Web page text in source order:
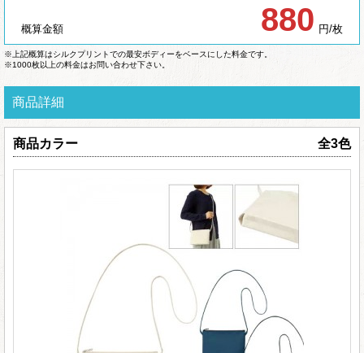
概算金額 880 円/枚
※上記概算はシルクプリントでの最安ボディーをベースにした料金です。
※1000枚以上の料金はお問い合わせ下さい。
商品詳細
商品カラー 全3色